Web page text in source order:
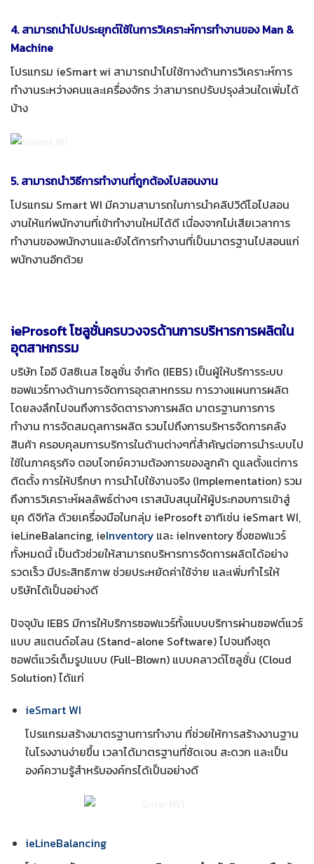
4. สามารถนำไปประยุกต์ใช้ในการวิเคราะห์การทำงานของ Man &
Machine
โปรแกรม ieSmart wi สามารถนำไปใช้ทางด้านการวิเคราะห์การ
ทำงานระหว่างคนและเครื่องจักร ว่าสามารถปรับปรุงส่วนใดเพิ่มได้
บ้าง
5. สามารถนำวิธีการทำงานที่ถูกต้องไปสอนงาน
โปรแกรม Smart WI มีความสามารถในการนำคลิปวิดีโอไปสอน
งานให้แก่พนักงานที่เข้าทำงานใหม่ได้ดี เนื่องจากไม่เสียเวลาการ
ทำงานของพนักงานและยังได้การทำงานที่เป็นมาตรฐานไปสอนแก่
พนักงานอีกด้วย
ieProsoftโซลูชั่นครบวงจรด้านการบริหารการผลิตใน
อุตสาหกรรม
บริษัท ไออี บิสซิเนส โซลูชั่น จำกัด (IEBS) เป็นผู้ให้บริการระบบ
ซอฟแวร์ทางด้านการจัดการอุตสาหกรรม การวางแผนการผลิต
โดยลงลึกไปจนถึงการจัดตารางการผลิต มาตรฐานการการ
ทำงาน การจัดสมดุลการผลิต รวมไปถึงการบริหารจัดการคลัง
สินค้า ครอบคุลมการบริการในด้านต่างๆที่สำคัญต่อการนำระบบไป
ใช้ในภาคธุรกิจ ตอบโจทย์ความต้องการของลูกค้า ดูแลตั้งแต่การ
ติดตั้ง การให้ปรึกษา การนำไปใช้งานจริง (Implementation) รวม
ถึงการวิเคราะห์ผลลัพธ์ต่างๆ เราสนับสนุนให้ผู้ประกอบการเข้าสู่
ยุค ดิจิทัล ด้วยเครื่องมือในกลุ่ม ieProsoft อาทิเช่น ieSmart WI,
ieLineBalancing, ieInventory และ ieInventory ซึ่งซอฟแวร์
ทั้งหมดนี้ เป็นตัวช่วยให้สามารถบริหารการจัดการผลิตได้อย่าง
รวดเร็ว มีประสิทธิภาพ ช่วยประหยัดค่าใช้จ่าย และเพิ่มกำไรให้
บริษัทได้เป็นอย่างดี
ปัจจุบัน IEBS มีการให้บริการซอฟแวร์ทั้งแบบบริการผ่านซอฟต์แวร์
แบบ สแตนด์อโลน (Stand-alone Software) ไปจนถึงชุด
ซอฟต์แวร์เต็มรูปแบบ (Full-Blown) แบบคลาวด์โซลูชั่น (Cloud
Solution) ได้แก่
ieSmart WI
โปรแกรมสร้างมาตรฐานการทำงาน ที่ช่วยให้การสร้างงานฐาน
ในโรงงานง่ายขึ้น เวลาได้มาตรฐานที่ชัดเจน สะดวก และเป็น
องค์ความรู้สำหรับองค์กรได้เป็นอย่างดี
ieLineBalancing